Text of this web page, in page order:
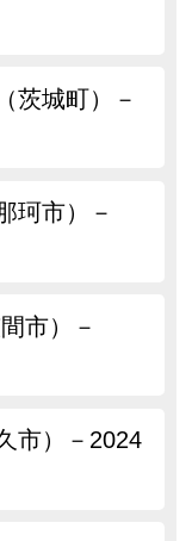
茨城町）－
珂市）－
市）－
市）－2024